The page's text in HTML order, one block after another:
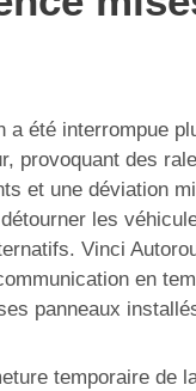
a été interrompue
provoquant des
et une déviation
les
Vinci
en
panneaux
temporaire de